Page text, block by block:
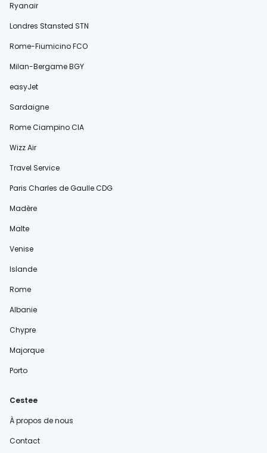
Ryanair
Londres Stansted STN
Rome-Fiumicino FCO
Milan-Bergame BGY
easyJet
Sardaigne
Rome Ciampino CIA
Wizz Air
Travel Service
Paris Charles de Gaulle CDG
Madère
Malte
Venise
Islande
Rome
Albanie
Chypre
Majorque
Porto
Cestee
À propos de nous
Contact